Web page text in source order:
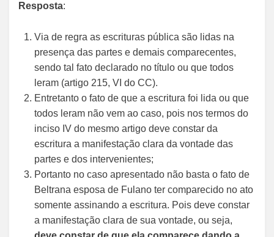
Resposta:
Via de regra as escrituras pública são lidas na
presença das partes e demais comparecentes,
sendo tal fato declarado no título ou que todos
leram (artigo 215, VI do CC).
Entretanto o fato de que a escritura foi lida ou que
todos leram não vem ao caso, pois nos termos do
inciso IV do mesmo artigo deve constar da
escritura a manifestação clara da vontade das
partes e dos intervenientes;
Portanto no caso apresentado não basta o fato de
Beltrana esposa de Fulano ter comparecido no ato
somente assinando a escritura. Pois deve constar
a manifestação clara de sua vontade, ou seja,